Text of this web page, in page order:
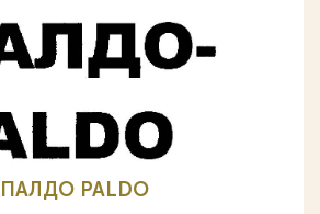
ПАЛДО PALDO